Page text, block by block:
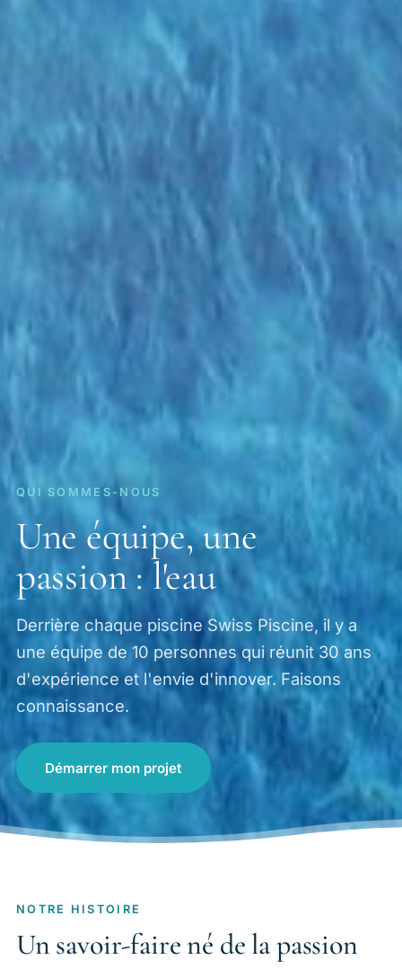
QUI SOMMES-NOUS
Une équipe, une
passion : l'eau
Derrière chaque piscine Swiss Piscine, il y a
une équipe de 10 personnes qui réunit 30 ans
d'expérience et l'envie d'innover. Faisons
connaissance.
Démarrer mon projet
NOTRE HISTOIRE
Un savoir-faire né de la passion